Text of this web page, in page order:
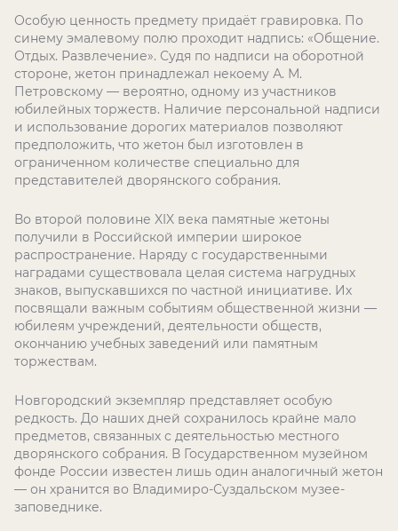
Особую ценность предмету придаёт гравировка. По
синему эмалевому полю проходит надпись: «Общение.
Отдых. Развлечение». Судя по надписи на оборотной
стороне, жетон принадлежал некоему А. М.
Петровскому — вероятно, одному из участников
юбилейных торжеств. Наличие персональной надписи
и использование дорогих материалов позволяют
предположить, что жетон был изготовлен в
ограниченном количестве специально для
представителей дворянского собрания.
Во второй половине XIX века памятные жетоны
получили в Российской империи широкое
распространение. Наряду с государственными
наградами существовала целая система нагрудных
знаков, выпускавшихся по частной инициативе. Их
посвящали важным событиям общественной жизни —
юбилеям учреждений, деятельности обществ,
окончанию учебных заведений или памятным
торжествам.
Новгородский экземпляр представляет особую
редкость. До наших дней сохранилось крайне мало
предметов, связанных с деятельностью местного
дворянского собрания. В Государственном музейном
фонде России известен лишь один аналогичный жетон
— он хранится во Владимиро-Суздальском музее-
заповеднике.